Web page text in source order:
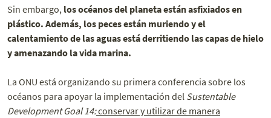
Sin embargo, los océanos del planeta están asfixiados en
plástico. Además, los peces están muriendo y el
calentamiento de las aguas está derritiendo las capas de hielo
y amenazando la vida marina.
La ONU está organizando su primera conferencia sobre los
océanos para apoyar la implementación del Sustentable
Development Goal 14:conservar y utilizar de manera